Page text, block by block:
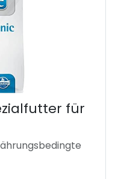
für